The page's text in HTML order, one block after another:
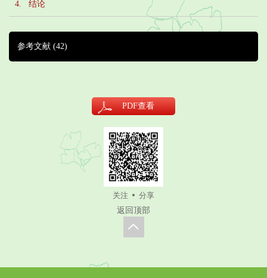
4. 结论
参考文献 (42)
PDF查看
关注
分享
返回顶部